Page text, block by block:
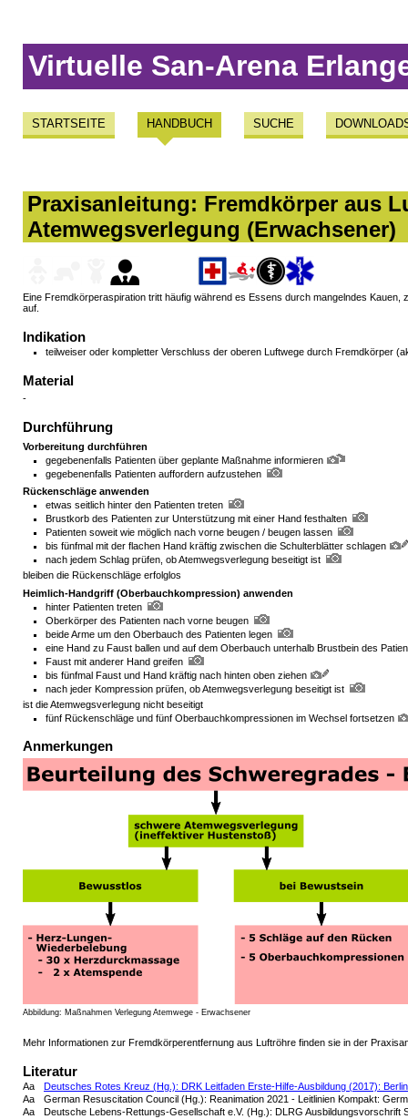
Virtuelle San-Arena
STARTSEITE HANDBUCH SUCHE
Praxisanleitung: Fremdkörper aus
Atemwegsverlegung (Erwachsener)
Eine Fremdkörperaspiration tritt häufig während es Essens durch mangelndes
auf.
Indikation
teilweiser oder kompletter Verschluss der oberen Luftwege durch Fremdkörper
Material
-
Durchführung
Vorbereitung durchführen
gegebenenfalls Patienten über geplante Maßnahme informieren
gegebenenfalls Patienten auffordern aufzustehen
Rückenschläge anwenden
etwas seitlich hinter den Patienten treten
Brustkorb des Patienten zur Unterstützung mit einer Hand festhalten
Patienten soweit wie möglich nach vorne beugen / beugen lassen
bis fünfmal mit der flachen Hand kräftig zwischen die Schulterblätter schlagen
nach jedem Schlag prüfen, ob Atemwegsverlegung beseitigt ist
bleiben die Rückenschläge erfolglos
Heimlich-Handgriff (Oberbauchkompression) anwenden
hinter Patienten treten
Oberkörper des Patienten nach vorne beugen
beide Arme um den Oberbauch des Patienten legen
eine Hand zu Faust ballen und auf dem Oberbauch unterhalb Brustbein des
Faust mit anderer Hand greifen
bis fünfmal Faust und Hand kräftig nach hinten oben ziehen
nach jeder Kompression prüfen, ob Atemwegsverlegung beseitigt ist
ist die Atemwegsverlegung nicht beseitigt
fünf Rückenschläge und fünf Oberbauchkompressionen im Wechsel fortsetzen
Anmerkungen
Abbildung: Maßnahmen Verlegung Atemwege - Erwachsener
Mehr Informationen zur Fremdkörperentfernung aus Luftröhre finden sie in der
Literatur
Aa
Deutsches Rotes Kreuz (Hg.): DRK Leitfaden Erste-Hilfe-Ausbildung (2017):
Aa
German Resuscitation Council (Hg.): Reanimation 2021 - Leitlinien Kompakt:
Aa
Deutsche Lebens-Rettungs-Gesellschaft e.V. (Hg.): DLRG